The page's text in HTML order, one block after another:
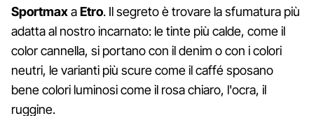
SportmaxaEtro. Il segreto è trovare la sfumatura più
adatta al nostro incarnato: le tinte più calde, come il
color cannella, si portano con il denim o con i colori
neutri, le varianti più scure come il caffé sposano
bene colori luminosi come il rosa chiaro, l'ocra, il
ruggine.